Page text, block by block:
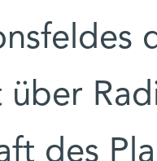
über
des